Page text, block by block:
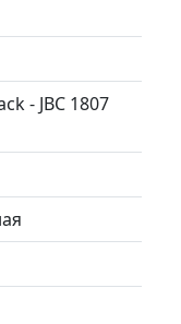
- JBC 1807